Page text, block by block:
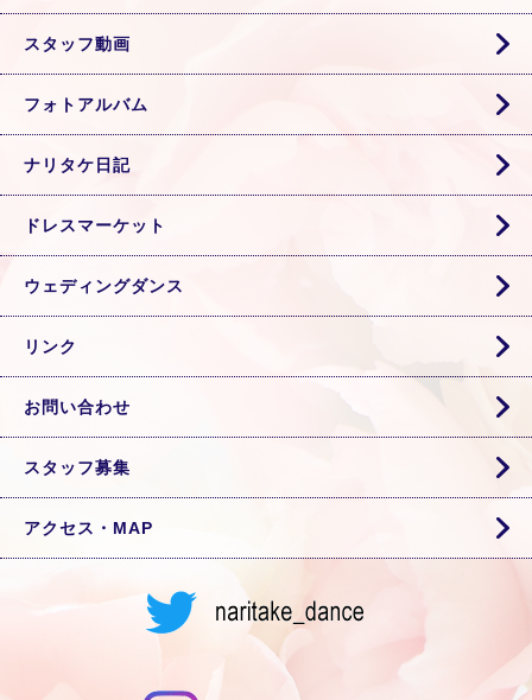
スタッフ動画
フォトアルバム
ナリタケ日記
ドレスマーケット
ウェディングダンス
リンク
お問い合わせ
スタッフ募集
アクセス・MAP